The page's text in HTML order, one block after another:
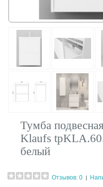
Тумба
Klaufs
белый
Отзывов: 0